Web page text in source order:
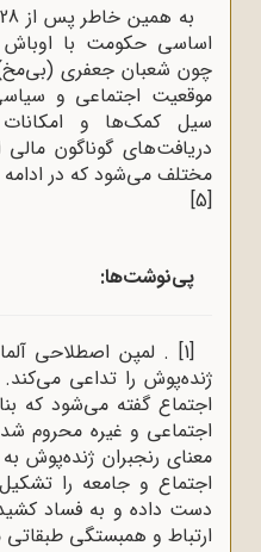
اساسی حکومت با اوباش
چون شعبان جعفری
موقعیت اجتماعی و
سیل کمک‌ها و
دریافت‌های گوناگون مالی
مختلف می‌شود که در
[5]
پی‌نوشت‌ها:
[1]
. لمپن ‌اصطلاحی
ژنده‌پوش را تداعی
اجتماع گفته می‌شود که
اجتماعی و غیره محروم
معنای رنجبران ژنده‌پوش
اجتماع و جامعه را
دست داده و به فساد
ارتباط و همبستگی